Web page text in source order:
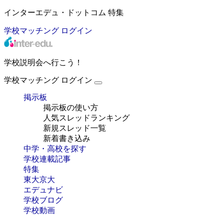
インターエデュ・ドットコム 特集
学校マッチング ログイン
学校説明会へ行こう！
学校マッチング ログイン
掲示板
掲示板の使い方
人気スレッドランキング
新規スレッド一覧
新着書き込み
中学・高校を探す
学校連載記事
特集
東大京大
エデュナビ
学校ブログ
学校動画